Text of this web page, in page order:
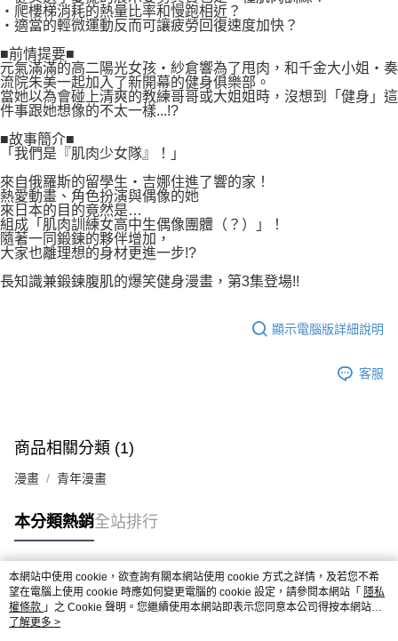
‧爬樓梯消耗的熱量比率和慢跑相近？
‧適當的輕微運動反而可讓疲勞回復速度加快？
■前情提要■
元氣滿滿的高二陽光女孩‧紗倉響為了甩肉，和千金大小姐‧奏
流院朱美一起加入了新開幕的健身俱樂部。
當她以為會碰上清爽的教練哥哥或大姐姐時，沒想到「健身」這
件事跟她想像的不太一樣...!?
■故事簡介■
「我們是『肌肉少女隊』！」
來自俄羅斯的留學生‧吉娜住進了響的家！
熱愛動畫、角色扮演與偶像的她
來日本的目的竟然是…
組成「肌肉訓練女高中生偶像團體（？）」！
隨著一同鍛鍊的夥伴增加，
大家也離理想的身材更進一步!?
長知識兼鍛鍊腹肌的爆笑健身漫畫，第3集登場!!
顯示電腦版詳細說明
客服
商品相關分類 (1)
漫畫 青年漫畫
本分類熱銷全站排行
熱門標籤
本網站中使用 cookie，欲查詢有關本網站使用 cookie 方式之詳情，及若您不希
望在電腦上使用 cookie 時應如何變更電腦的 cookie 設定，請參閱本網站「 隱私
權條款 」之 Cookie 聲明。您繼續使用本網站即表示您同意本公司得按本網站使
用條款之 Cookie 聲明使用 cookie。
了解更多 >